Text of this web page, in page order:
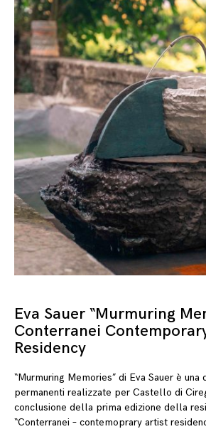
Eva Sauer “Murmuring
Conterranei
Residency
“Murmuring Memories” di Eva Sauer è
permanenti realizzate per Castello di
conclusione della prima edizione della
“Conterranei – contemoprary artist